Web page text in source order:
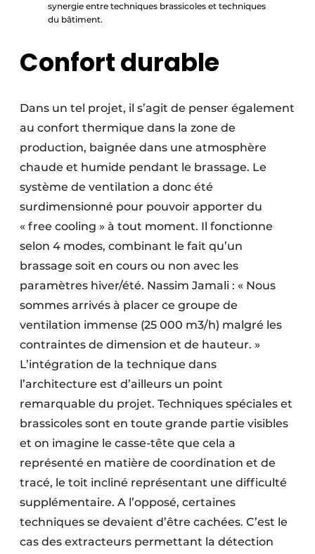
synergie entre techniques brassicoles et techniques
du bâtiment.
Confort durable
Dans un tel projet, il s’agit de penser également
au confort thermique dans la zone de
production, baignée dans une atmosphère
chaude et humide pendant le brassage. Le
système de ventilation a donc été
surdimensionné pour pouvoir apporter du
« free cooling » à tout moment. Il fonctionne
selon 4 modes, combinant le fait qu’un
brassage soit en cours ou non avec les
paramètres hiver/été. Nassim Jamali : « Nous
sommes arrivés à placer ce groupe de
ventilation immense (25 000 m3/h) malgré les
contraintes de dimension et de hauteur. »
L’intégration de la technique dans
l’architecture est d’ailleurs un point
remarquable du projet. Techniques spéciales et
brassicoles sont en toute grande partie visibles
et on imagine le casse-tête que cela a
représenté en matière de coordination et de
tracé, le toit incliné représentant une difficulté
supplémentaire. A l’opposé, certaines
techniques se devaient d’être cachées. C’est le
cas des extracteurs permettant la détection